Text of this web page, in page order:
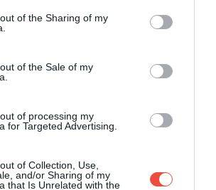
visit or usage behaviour. You may click to
to Google and its third-party tags to
specified purposes in below Google
of the Sharing of my
of the Sale of my
of processing my
for Targeted Advertising.
of Collection, Use,
and/or Sharing of my
that Is Unrelated with the
lehet.
amelyekről eddig csak
forintért egy-egy régiót